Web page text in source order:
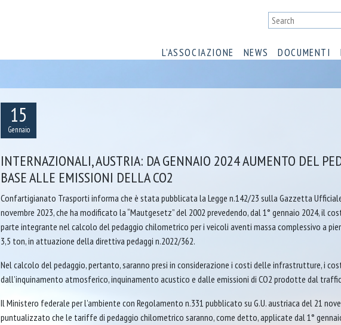
L’ASSOCIAZIONE NEWS DOCUMENTI
15
Gennaio
INTERNAZIONALI, AUSTRIA: DA GENNAIO 2024 AUMENTO DEL
BASE ALLE EMISSIONI DELLA CO2
Confartigianato Trasporti informa che è stata pubblicata la Legge n.142/23 sulla Gazzetta
novembre 2023, che ha modificato la “Mautgesetz” del 2002 prevedendo, dal 1° gennaio 2024, il
parte integrante nel calcolo del pedaggio chilometrico per i veicoli aventi massa complessivo a
3,5 ton, in attuazione della direttiva pedaggi n.2022/362.
Nel calcolo del pedaggio, pertanto, saranno presi in considerazione i costi delle infrastrutture, i
dall’inquinamento atmosferico, inquinamento acustico e dalle emissioni di CO2 prodotte dal
Il Ministero federale per l’ambiente con Regolamento n.331 pubblicato su G.U. austriaca del 21
puntualizzato che le tariffe di pedaggio chilometrico saranno, come detto, applicate dal 1°